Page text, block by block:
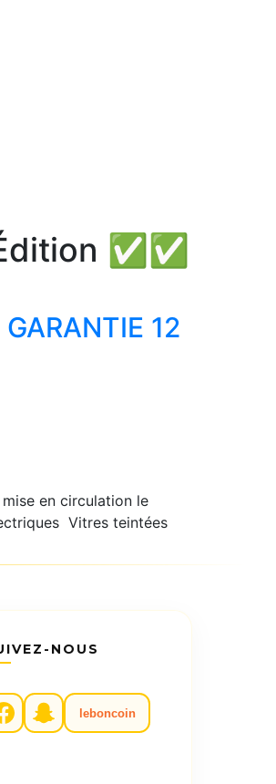
✅✅
12
en circulation le
Vitres teintées
NOUS
leboncoin